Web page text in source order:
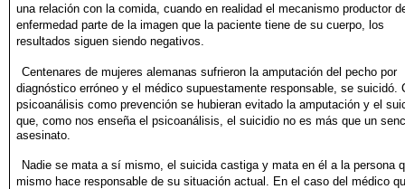
una relación con la comida, cuando en realidad el mecanismo productor
enfermedad parte de la imagen que la paciente tiene de su cuerpo, los
resultados siguen siendo negativos.
Centenares de mujeres alemanas sufrieron la amputación del pecho por
diagnóstico erróneo y el médico supuestamente responsable, se suicidó.
psicoanálisis como prevención se hubieran evitado la amputación y el
que, como nos enseña el psicoanálisis, el suicidio no es más que un
asesinato.
Nadie se mata a sí mismo, el suicida castiga y mata en él a la persona
mismo hace responsable de su situación actual. En el caso del médico